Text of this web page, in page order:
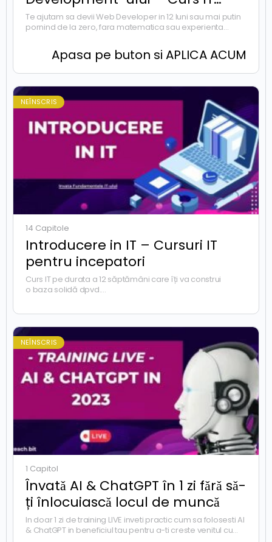
Online
Te ajutam sa devii Web Developer in 12 luni sau mai putin
pornind de la zero, fara matematica sau experienta
Apasa pe buton si APLICA ACUM
NEÎNSCRIS
14 Capitole
Introducere in IT – Cursuri IT
pentru incepatori
Curs IT pe durata a 12 săptămâni care îți va construi
o baza solidă dpvd.
NEÎNSCRIS
1 Capitol
Învatǎ AI & ChatGPT în 1 zi fǎrǎ sǎ-
ți înlocuiascǎ locul de muncǎ
In doar 1 zi de training LIVE inveti practic cum sa folosesti AI
& ChatGPT in beneficiul tau pentru a-ti creste venitul cu